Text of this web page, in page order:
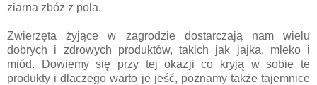
ziarna zbóż z pola.
Zwierzęta żyjące w zagrodzie dostarczają nam wielu
dobrych i zdrowych produktów, takich jak jajka, mleko i
miód. Dowiemy się przy tej okazji co kryją w sobie te
produkty i dlaczego warto je jeść, poznamy także tajemnice